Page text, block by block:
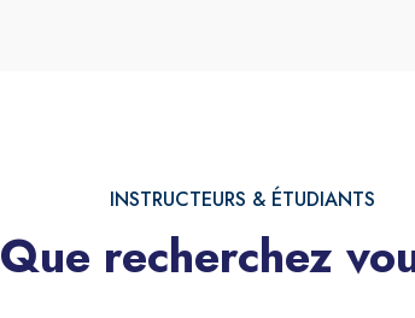
INSTRUCTEURS & ÉTUDIANTS
Que recherchez